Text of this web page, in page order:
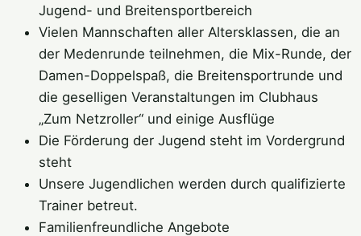
Jugend- und Breitensportbereich
Vielen Mannschaften aller Altersklassen, die an
der Medenrunde teilnehmen, die Mix-Runde, der
Damen-Doppelspaß, die Breitensportrunde und
die geselligen Veranstaltungen im Clubhaus
„Zum Netzroller“ und einige Ausflüge
Die Förderung der Jugend steht im Vordergrund
steht
Unsere Jugendlichen werden durch qualifizierte
Trainer betreut.
Familienfreundliche Angebote